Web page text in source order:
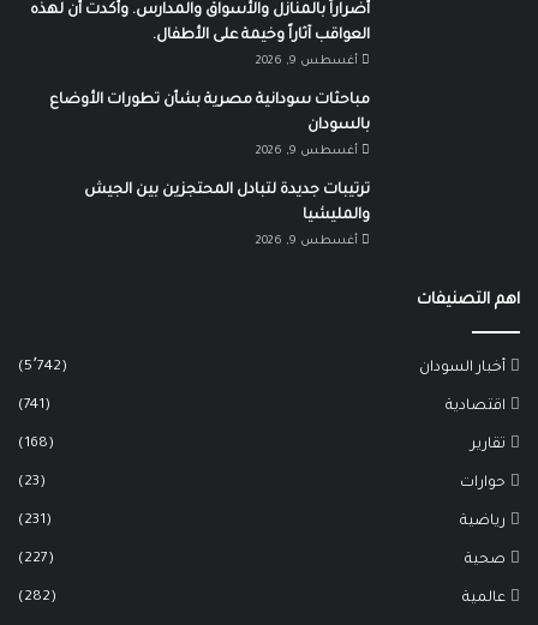
أضراراً بالمنازل والأسواق والمدارس. وأكدت أن لهذه
العواقب آثاراً وخيمة على الأطفال.
أغسطس 9, 2026
مباحثات سودانية مصرية بشأن تطورات الأوضاع
بالسودان
أغسطس 9, 2026
ترتيبات جديدة لتبادل المحتجزين بين الجيش
والمليشيا
أغسطس 9, 2026
اهم التصنيفات
أخبار السودان (5٬742)
اقتصادية (741)
تقارير (168)
حوارات (23)
رياضية (231)
صحية (227)
عالمية (282)